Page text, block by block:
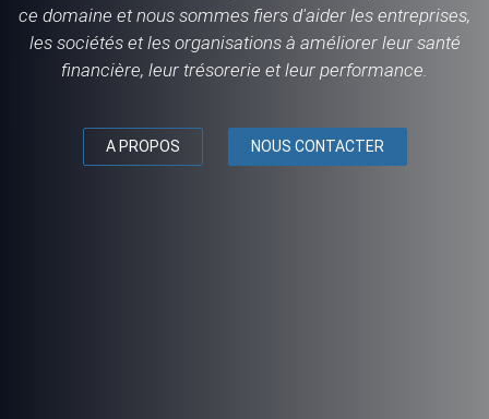
ce domaine et nous sommes fiers d'aider les entreprises,
les sociétés et les organisations à améliorer leur santé
financière, leur trésorerie et leur performance.
A PROPOS NOUS CONTACTER